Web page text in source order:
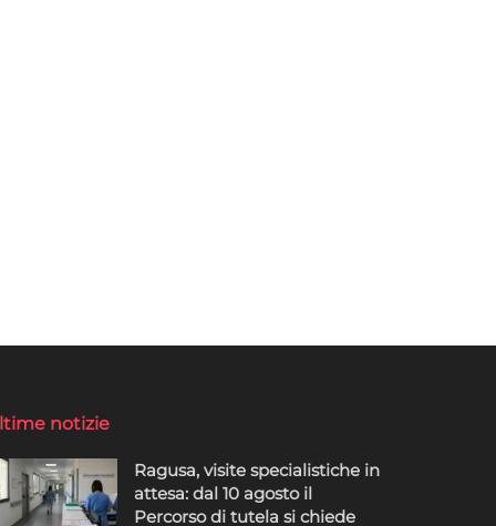
notizie
Ragusa, visite specialistiche in
attesa: dal 10 agosto il
Percorso di tutela si chiede